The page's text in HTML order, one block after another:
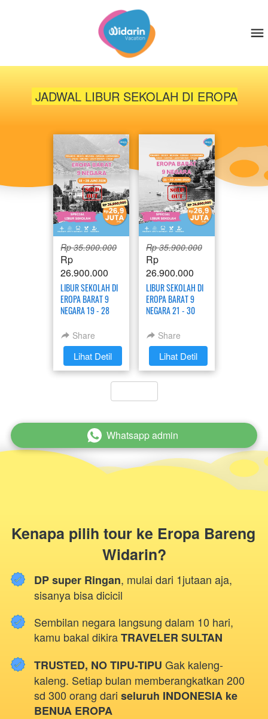
JADWAL LIBUR SEKOLAH DI EROPA
Rp 35.900.000
Rp
26.900.000
LIBUR SEKOLAH DI
EROPA BARAT 9
NEGARA 19 - 28
Share
`Lihat Detil
Rp 35.900.000
Rp
26.900.000
LIBUR SEKOLAH DI
EROPA BARAT 9
NEGARA 21 - 30
Share
`Lihat Detil
` Whatsapp admin
Kenapa pilih tour ke Eropa Bareng
Widarin?
DP super Ringan, mulai dari 1jutaan aja,
sisanya bisa dicicil
Sembilan negara langsung dalam 10 hari,
kamu bakal dikira TRAVELER SULTAN
TRUSTED, NO TIPU-TIPU Gak kaleng-
kaleng. Setiap bulan memberangkatkan 200
sd 300 orang dari seluruh INDONESIA ke
BENUA EROPA